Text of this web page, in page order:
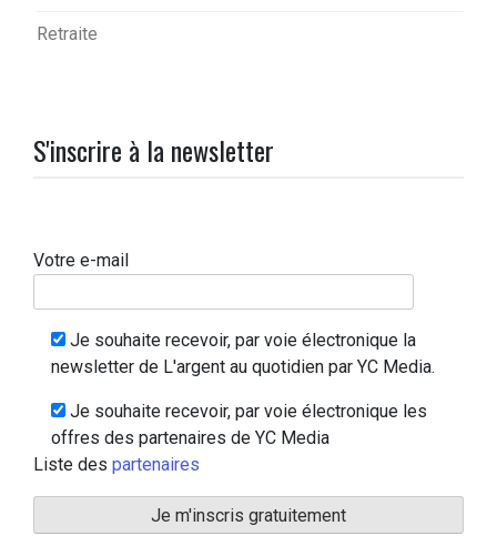
Retraite
S'inscrire à la newsletter
Votre e-mail
Je souhaite recevoir, par voie électronique la
newsletter de L'argent au quotidien par YC Media.
Je souhaite recevoir, par voie électronique les
offres des partenaires de YC Media
Liste des partenaires